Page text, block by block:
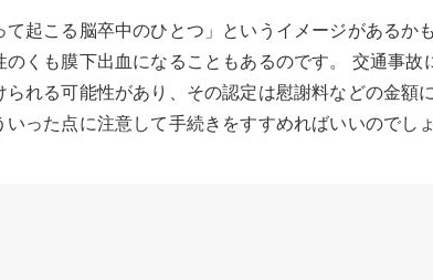
て起こる脳卒中のひとつ」というイメージがあるか
くも膜下出血になることもあるのです。 交通事故
れる可能性があり、その認定は慰謝料などの金額
った点に注意して手続きをすすめればいいのでし